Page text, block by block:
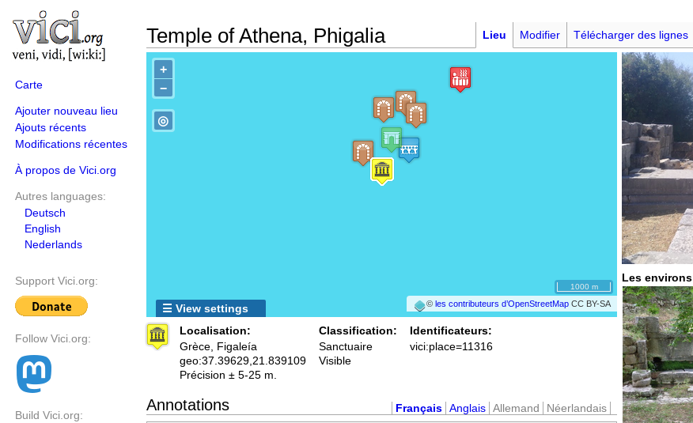
Carte
Ajouter nouveau lieu
Ajouts récents
Modifications récentes
À propos de Vici.org
Autres languages:
Deutsch
English
Nederlands
Support Vici.org:
Follow Vici.org:
Build Vici.org:
Temple of Athena, Phigalia Lieu Modifier Télécharger des lignes
+
−
©les contributeurs d’OpenStreetMap CC BY-SA
◎
1000 m
☰ View settings
Les
Localisation:
Grèce, Figaleía
geo:37.39629,21.839109
Précision ± 5-25 m.
Classification:
Sanctuaire
Visible
Identificateurs:
vici:place=11316
Annotations Français Anglais Allemand
Néerlandais